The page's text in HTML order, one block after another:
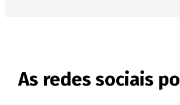
As redes sociais